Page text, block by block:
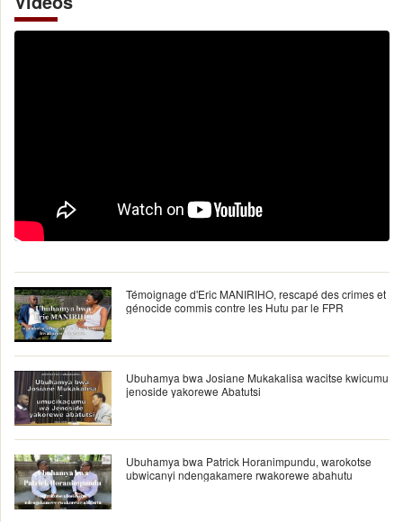
Témoignage d'Eric MANIRIHO, rescapé des crimes et
génocide commis contre les Hutu par le FPR
Ubuhamya bwa Josiane Mukakalisa wacitse kwicumu
jenoside yakorewe Abatutsi
Ubuhamya bwa Patrick Horanimpundu, warokotse
ubwicanyi ndengakamere rwakorewe abahutu